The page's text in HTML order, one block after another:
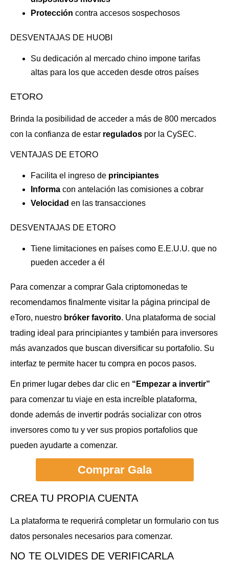
Protección contra accesos sospechosos
DESVENTAJAS DE HUOBI
Su dedicación al mercado chino impone tarifas
altas para los que acceden desde otros países
ETORO
Brinda la posibilidad de acceder a más de 800 mercados
con la confianza de estar regulados por la CySEC.
VENTAJAS DE ETORO
Facilita el ingreso de principiantes
Informa con antelación las comisiones a cobrar
Velocidad en las transacciones
DESVENTAJAS DE ETORO
Tiene limitaciones en países como E.E.U.U. que no
pueden acceder a él
Para comenzar a comprar Gala criptomonedas te
recomendamos finalmente visitar la página principal de
eToro, nuestro bróker favorito. Una plataforma de social
trading ideal para principiantes y también para inversores
más avanzados que buscan diversificar su portafolio. Su
interfaz te permite hacer tu compra en pocos pasos.
En primer lugar debes dar clic en “Empezar a invertir”
para comenzar tu viaje en esta increíble plataforma,
donde además de invertir podrás socializar con otros
inversores como tu y ver sus propios portafolios que
pueden ayudarte a comenzar.
Comprar Gala
CREA TU PROPIA CUENTA
La plataforma te requerirá completar un formulario con tus
datos personales necesarios para comenzar.
NO TE OLVIDES DE VERIFICARLA